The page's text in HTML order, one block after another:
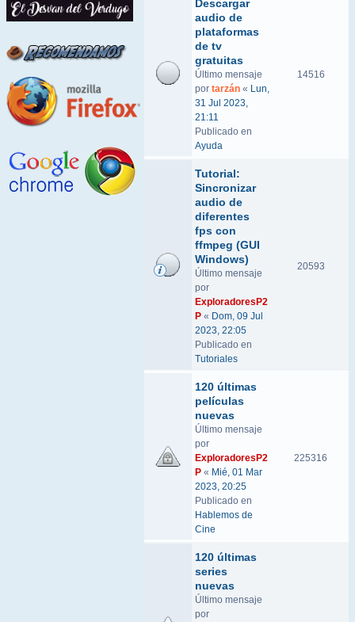
Descargar
audio de
plataformas
de tv
gratuitas
Último mensaje
por tarzán « Lun,
31 Jul 2023,
21:11
Publicado en
Ayuda
14516
Tutorial:
Sincronizar
audio de
diferentes
fps con
ffmpeg (GUI
Windows)
Último mensaje
por
ExploradoresP2
P « Dom, 09 Jul
2023, 22:05
Publicado en
Tutoriales
20593
120 últimas
películas
nuevas
Último mensaje
por
ExploradoresP2
P « Mié, 01 Mar
2023, 20:25
Publicado en
Hablemos de
Cine
225316
120 últimas
series
nuevas
Último mensaje
por